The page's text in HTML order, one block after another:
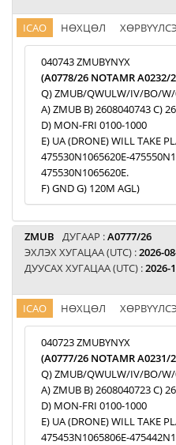
ICAO НӨХЦӨЛ
040743 ZMUBYNYX
(A0778/26 NOTAMR A0232/
Q) ZMUB/QWULW/IV/BO/
A) ZMUB B) 2608040743 C)
D) MON-FRI 0100-1000
E) UA (DRONE) WILL TAKE
475530N1065620E-
475530N1065620E.
F) GND G) 120M AGL)
ZMUB ДУГААР :A0777/26
ЭХЛЭХ ХУГАЦАА (UTC) :2026-
ДУУСАХ ХУГАЦАА (UTC) :2026-
ICAO НӨХЦӨЛ
040723 ZMUBYNYX
(A0777/26 NOTAMR A0231/
Q) ZMUB/QWULW/IV/BO/
A) ZMUB B) 2608040723 C)
D) MON-FRI 0100-1000
E) UA (DRONE) WILL TAKE
475453N1065806E-